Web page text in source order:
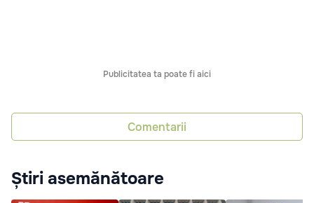
Publicitatea ta poate fi aici
Comentarii
Știri asemănătoare